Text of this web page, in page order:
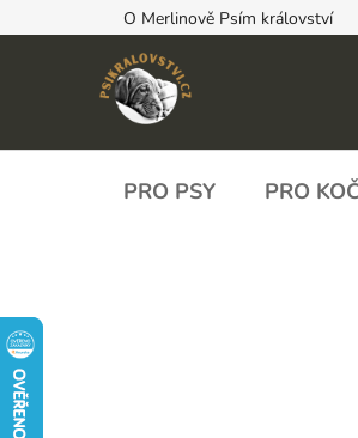
na
O Merlinově Psím království
PRO PSY PRO